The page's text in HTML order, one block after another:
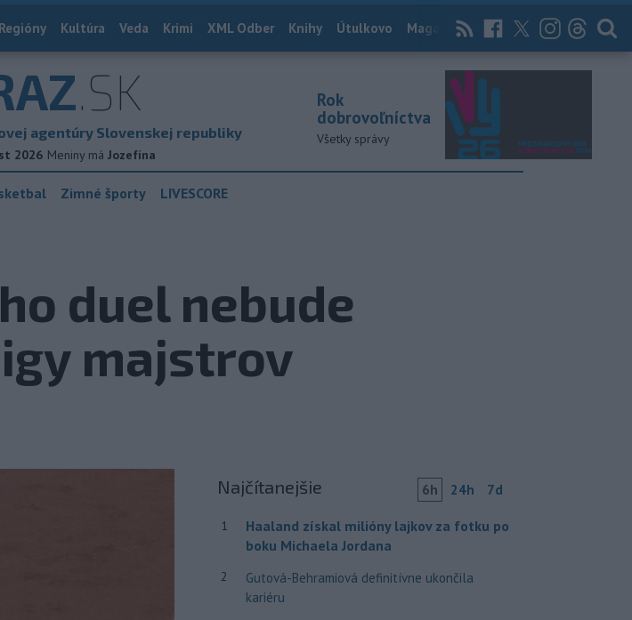
Regióny Kultúra Veda Krimi XML Odber Knihy Útulkovo Magazín News Now Archív
.SK
agentúry Slovenskej republiky
2026 Meniny má Jozefína
Rok
dobrovoľníctva
Všetky správy
Zimné športy LIVESCORE
duel nebude
majstrov
Najčítanejšie 6h 24h 7d
1
Haaland získal milióny lajkov za fotku po
boku Michaela Jordana
2
Gutová-Behramiová definitívne ukončila
kariéru